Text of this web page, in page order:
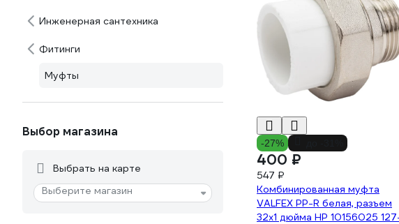
Инженерная сантехника
Фитинги
Муфты
Выбор магазина
Выбрать на карте
Выберите магазин
-27%
400 ₽
547 ₽
Комбинированная муфта
VALFEX PP-R белая, разъем
32х1 дюйма НР 10156025